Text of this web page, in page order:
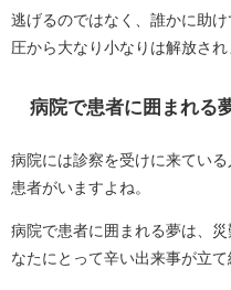
逃げるのではなく、誰かに助
圧から大なり小なりは解放され
病院で患者に囲まれる
病院には診察を受けに来てい
患者がいますよね。
病院で患者に囲まれる夢は、
なたにとって辛い出来事が立て